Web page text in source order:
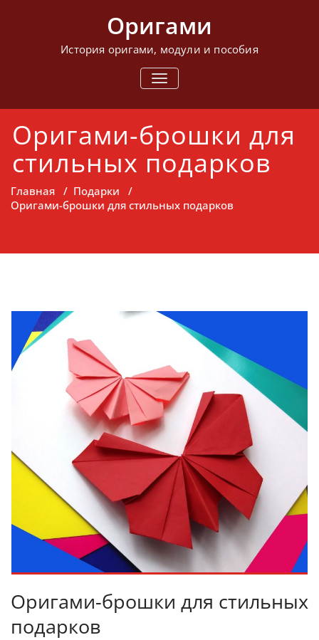
Оригами
История оригами, модули и пособия
ПОКАЗАТЬ/
СКРЫТЬ
Оригами-брошки для
стильных подарков
Главная / Подарки /
Оригами-брошки для стильных подарков
Оригами-брошки для стильных
подарков